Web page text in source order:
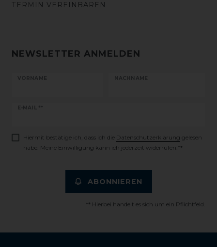
TERMIN VEREINBAREN
NEWSLETTER ANMELDEN
VORNAME NACHNAME
E-MAIL **
Newsletter
Hiermit bestätige ich, dass ich die Daten­schutz­erklärung gelesen
habe. Meine Einwilligung kann ich jederzeit widerrufen.**
ABONNIEREN
** Hierbei handelt es sich um ein Pflichtfeld.